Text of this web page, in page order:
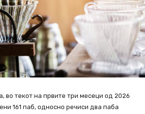
во текот на првите три месеци од 2026
161 паб, односно речиси два паба